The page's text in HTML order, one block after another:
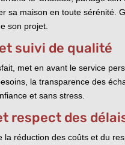
sa maison en toute sérénité.
son projet.
suivi de qualité
met en avant le service
la transparence des
et sans stress.
respect des
réduction des coûts et du